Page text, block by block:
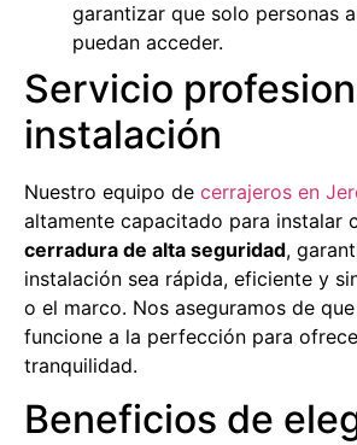
garantizar que solo personas
puedan acceder.
Servicio
instalación
Nuestro equipo de cerrajeros en
altamente capacitado para instalar
cerradura de alta seguridad,
instalación sea rápida, eficiente y
o el marco. Nos aseguramos de
funcione a la perfección para
tranquilidad.
Beneficios de